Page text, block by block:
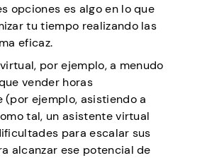
opciones es algo en lo que
tu tiempo realizando las
eficaz.
por ejemplo, a menudo
vender horas
ejemplo, asistiendo a
tal, un asistente virtual
para escalar sus
alcanzar ese potencial de